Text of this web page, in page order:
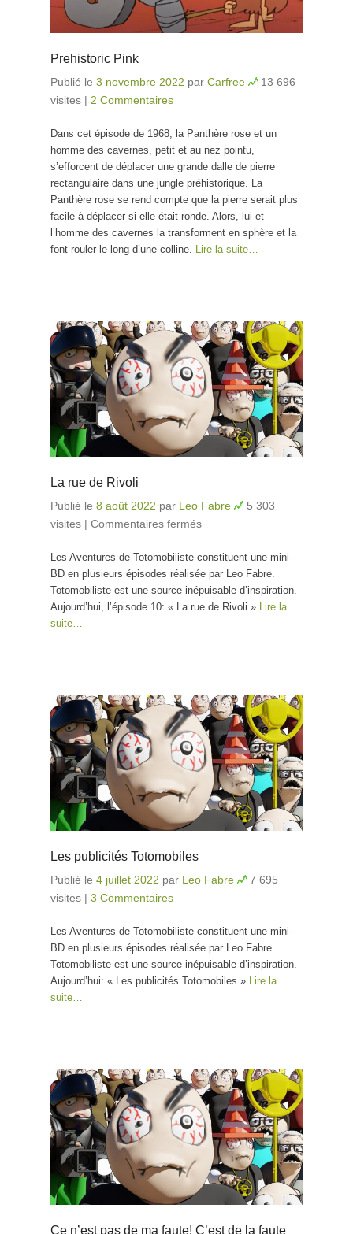
Prehistoric Pink
Publié le 3 novembre 2022 par Carfree
13 696
visites | 2 Commentaires
Dans cet épisode de 1968, la Panthère rose et un
homme des cavernes, petit et au nez pointu,
s’efforcent de déplacer une grande dalle de pierre
rectangulaire dans une jungle préhistorique. La
Panthère rose se rend compte que la pierre serait plus
facile à déplacer si elle était ronde. Alors, lui et
l’homme des cavernes la transforment en sphère et la
font rouler le long d’une colline. Lire la suite…
La rue de Rivoli
Publié le 8 août 2022 par Leo Fabre
5 303
visites | Commentaires fermés
Les Aventures de Totomobiliste constituent une mini-
BD en plusieurs épisodes réalisée par Leo Fabre.
Totomobiliste est une source inépuisable d’inspiration.
Aujourd’hui, l’épisode 10: « La rue de Rivoli » Lire la
suite…
Les publicités Totomobiles
Publié le 4 juillet 2022 par Leo Fabre
7 695
visites | 3 Commentaires
Les Aventures de Totomobiliste constituent une mini-
BD en plusieurs épisodes réalisée par Leo Fabre.
Totomobiliste est une source inépuisable d’inspiration.
Aujourd’hui: « Les publicités Totomobiles »
Lire la
suite…
Ce n’est pas de ma faute! C’est de la faute